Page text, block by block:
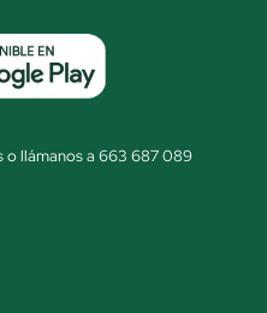
o llámanos a 663 687 089